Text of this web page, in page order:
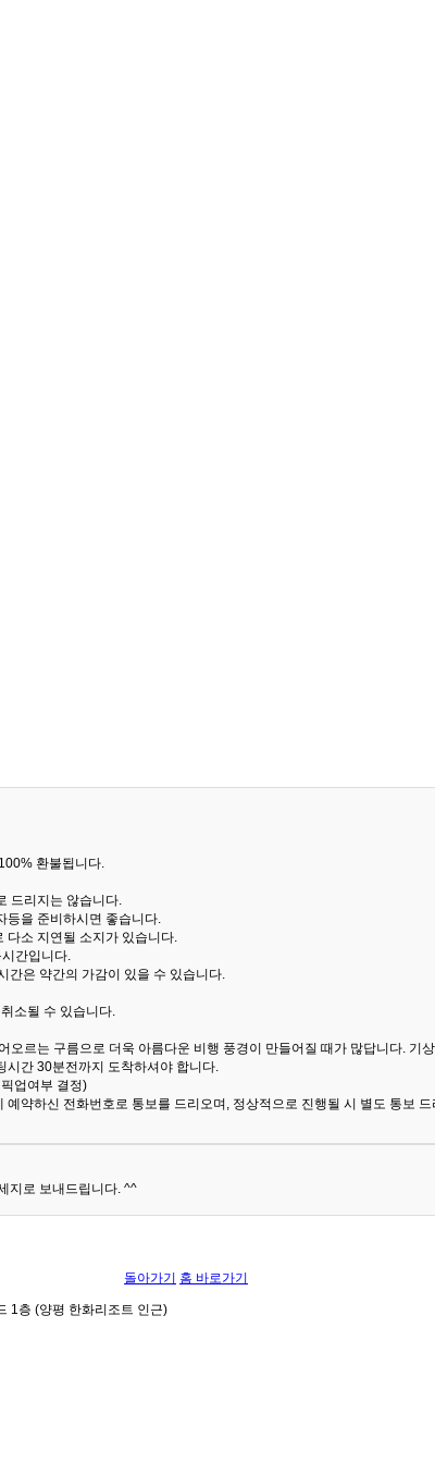
환불됩니다.
드리지는 않습니다.
을 준비하시면 좋습니다.
소 지연될 소지가 있습니다.
간입니다.
은 약간의 가감이 있을 수 있습니다.
소될 수 있습니다.
르는 구름으로 더욱 아름다운 비행 풍경이 만들어질 때가 많답니다. 기
간 30분전까지 도착하셔야 합니다.
업여부 결정)
약하신 전화번호로 통보를 드리오며, 정상적으로 진행될 시 별도 통보 드
지로 보내드립니다. ^^
돌아가기 홈 바로가기
1층 (양평 한화리조트 인근)